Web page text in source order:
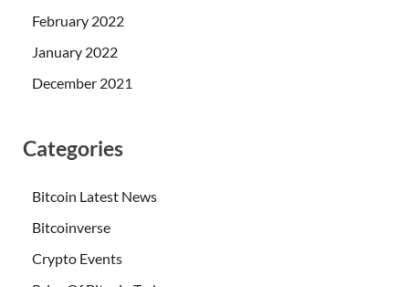
February 2022
January 2022
December 2021
Categories
Bitcoin Latest News
Bitcoinverse
Crypto Events